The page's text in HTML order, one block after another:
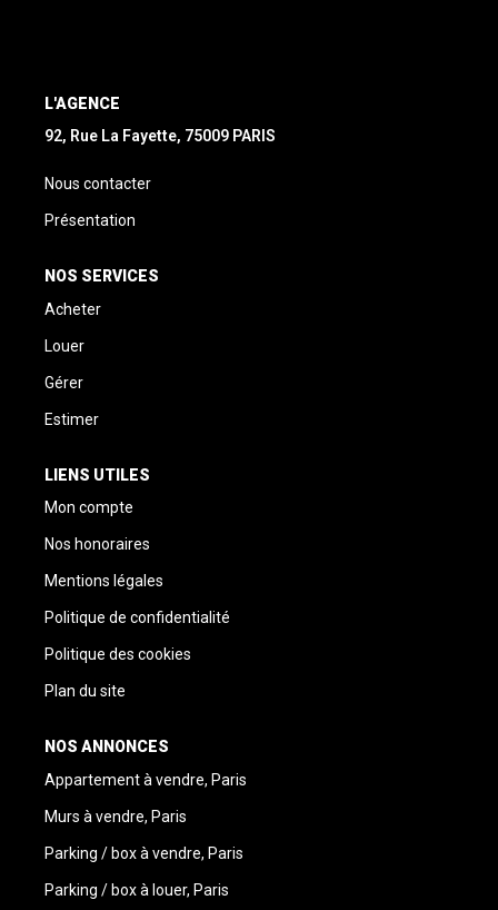
L'AGENCE
92, Rue La Fayette, 75009 PARIS
Nous contacter
Présentation
NOS SERVICES
Acheter
Louer
Gérer
Estimer
LIENS UTILES
Mon compte
Nos honoraires
Mentions légales
Politique de confidentialité
Politique des cookies
Plan du site
NOS ANNONCES
Appartement à vendre, Paris
Murs à vendre, Paris
Parking / box à vendre, Paris
Parking / box à louer, Paris